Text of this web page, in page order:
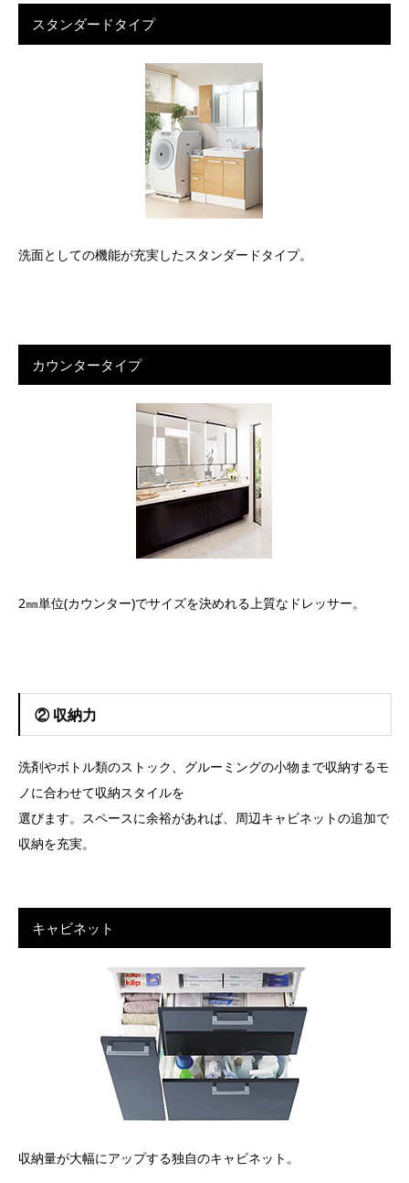
スタンダードタイプ
洗面としての機能が充実したスタンダードタイプ。
カウンタータイプ
2㎜単位(カウンター)でサイズを決めれる上質なドレッサー。
② 収納力
洗剤やボトル類のストック、グルーミングの小物まで収納するモ
ノに合わせて収納スタイルを
選びます。スペースに余裕があれば、周辺キャビネットの追加で
収納を充実。
キャビネット
収納量が大幅にアップする独自のキャビネット。